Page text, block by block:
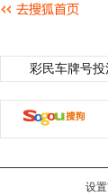
彩民车牌号
设